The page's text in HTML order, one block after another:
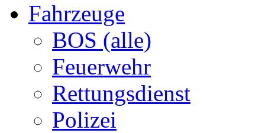
Fahrzeuge
BOS (alle)
Feuerwehr
Rettungsdienst
Polizei